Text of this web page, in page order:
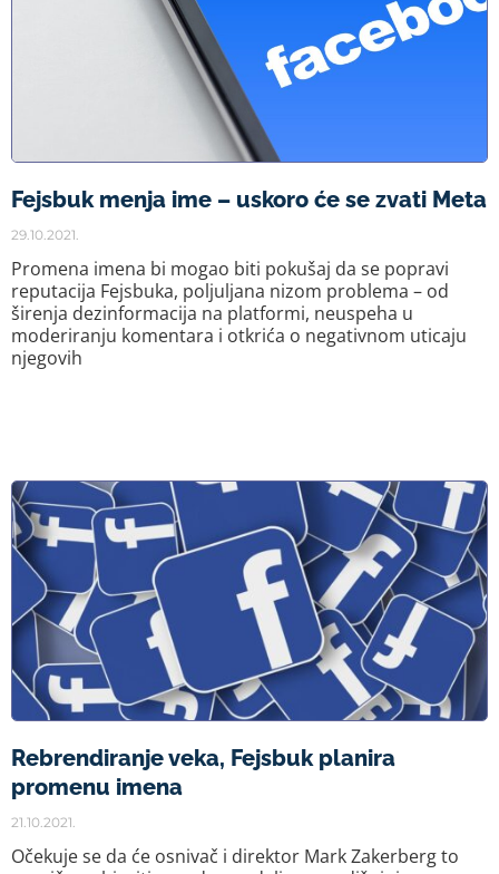
Fejsbuk menja ime – uskoro će se zvati Meta
29.10.2021.
Promena imena bi mogao biti pokušaj da se popravi
reputacija Fejsbuka, poljuljana nizom problema – od
širenja dezinformacija na platformi, neuspeha u
moderiranju komentara i otkrića o negativnom uticaju
njegovih
Rebrendiranje veka, Fejsbuk planira
promenu imena
21.10.2021.
Očekuje se da će osnivač i direktor Mark Zakerberg to